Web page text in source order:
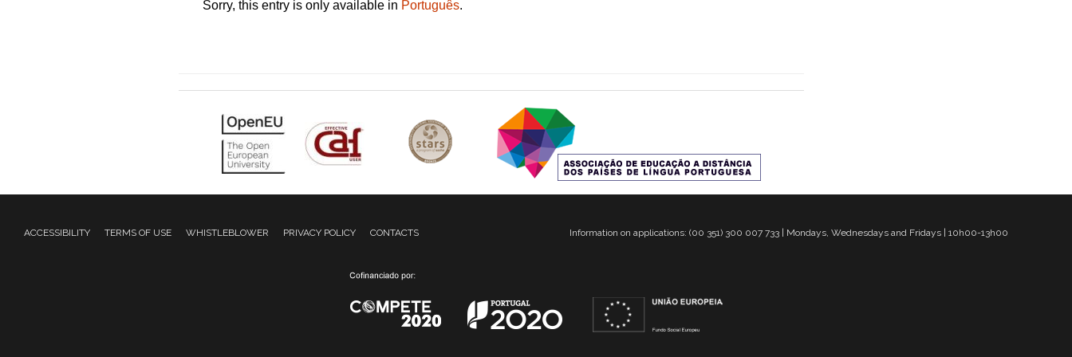
Sorry, this entry is only available in Português.
ACCESSIBILITY TERMS OF USE WHISTLEBLOWER PRIVACY POLICY CONTACTS Information on applications: (00 351) 300 007 733 | Mondays, Wednesdays and Fridays | 10h00-13h00